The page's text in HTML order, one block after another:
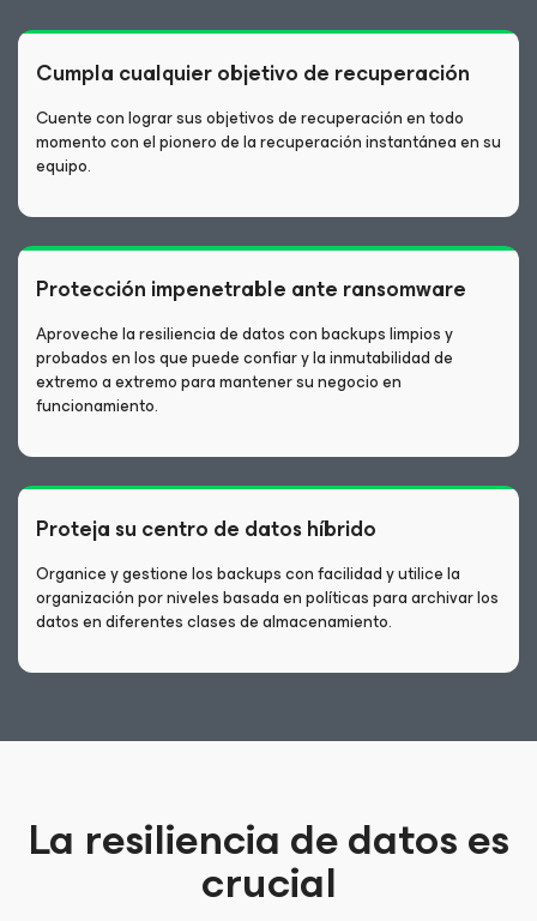
Cumpla cualquier objetivo de recuperación
Cuente con lograr sus objetivos de recuperación en todo
momento con el pionero de la recuperación instantánea en su
equipo.
Protección impenetrable ante ransomware
Aproveche la resiliencia de datos con backups limpios y
probados en los que puede confiar y la inmutabilidad de
extremo a extremo para mantener su negocio en
funcionamiento.
Proteja su centro de datos híbrido
Organice y gestione los backups con facilidad y utilice la
organización por niveles basada en políticas para archivar los
datos en diferentes clases de almacenamiento.
La resiliencia de datos es
crucial